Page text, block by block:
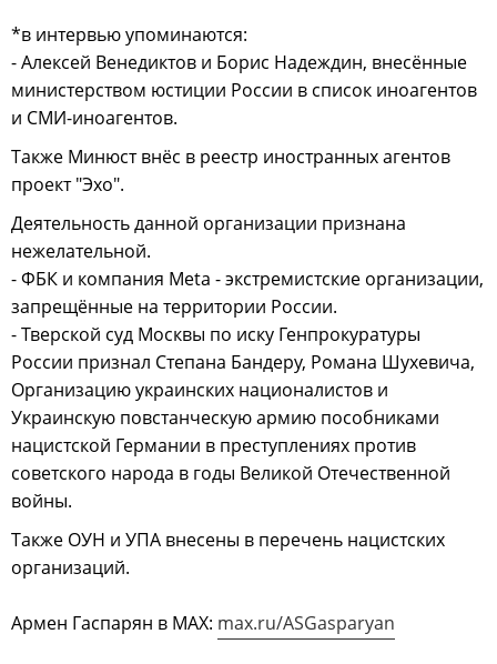
*в интервью упоминаются:
- Алексей Венедиктов и Борис Надеждин, внесённые
министерством юстиции России в список иноагентов
и СМИ-иноагентов.
Также Минюст внёс в реестр иностранных агентов
проект "Эхо".
Деятельность данной организации признана
нежелательной.
- ФБК и компания Meta - экстремистские организации,
запрещённые на территории России.
- Тверской суд Москвы по иску Генпрокуратуры
России признал Степана Бандеру, Романа Шухевича,
Организацию украинских националистов и
Украинскую повстанческую армию пособниками
нацистской Германии в преступлениях против
советского народа в годы Великой Отечественной
войны.
Также ОУН и УПА внесены в перечень нацистских
организаций.
Армен Гаспарян в МАХ: max.ru/ASGasparyan